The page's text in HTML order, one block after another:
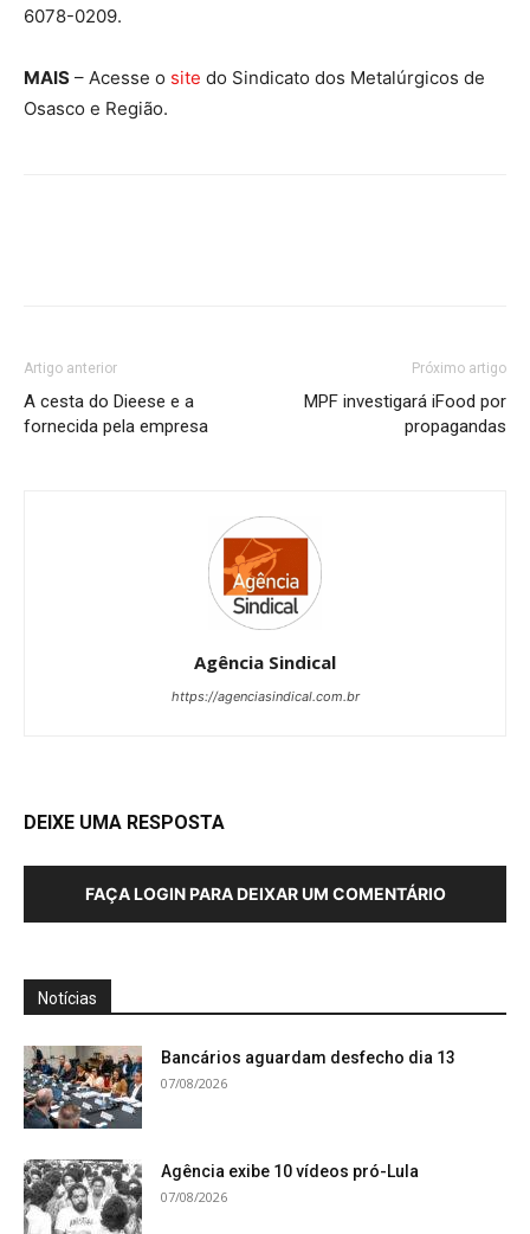
6078-0209.
MAIS – Acesse o site do Sindicato dos Metalúrgicos de
Osasco e Região.
Artigo anterior
A cesta do Dieese e a
fornecida pela empresa
Próximo artigo
MPF investigará iFood por
propagandas
Agência Sindical
https://agenciasindical.com.br
DEIXE UMA RESPOSTA
FAÇA LOGIN PARA DEIXAR UM COMENTÁRIO
Notícias
Bancários aguardam desfecho dia 13
07/08/2026
Agência exibe 10 vídeos pró-Lula
07/08/2026